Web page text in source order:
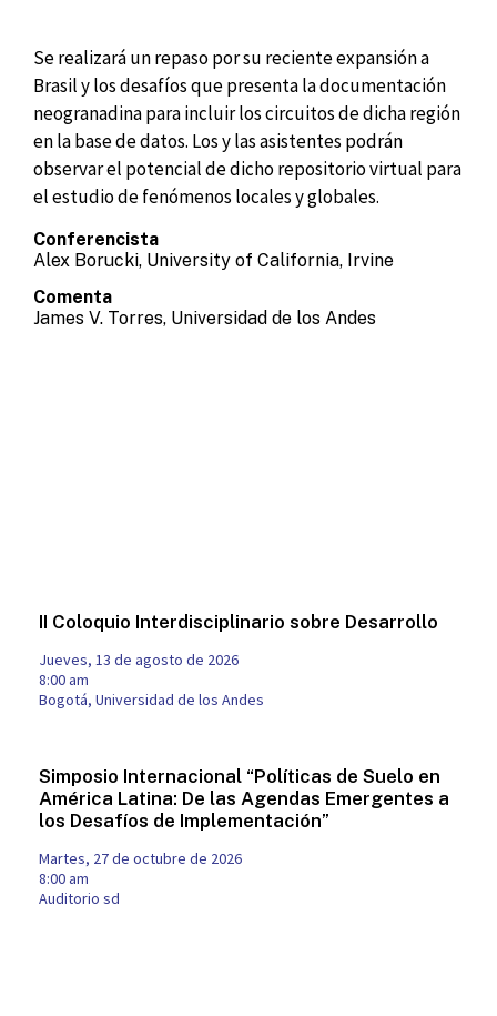
Se realizará un repaso por su reciente expansión a
Brasil y los desafíos que presenta la documentación
neogranadina para incluir los circuitos de dicha región
en la base de datos. Los y las asistentes podrán
observar el potencial de dicho repositorio virtual para
el estudio de fenómenos locales y globales.
Conferencista
Alex Borucki, University of California, Irvine
Comenta
James V. Torres, Universidad de los Andes
II Coloquio Interdisciplinario sobre Desarrollo
jueves, 13 de agosto de 2026
8:00 am
Bogotá, Universidad de los Andes
Simposio Internacional “Políticas de Suelo en
América Latina: De las Agendas Emergentes a
los Desafíos de Implementación”
martes, 27 de octubre de 2026
8:00 am
Auditorio sd